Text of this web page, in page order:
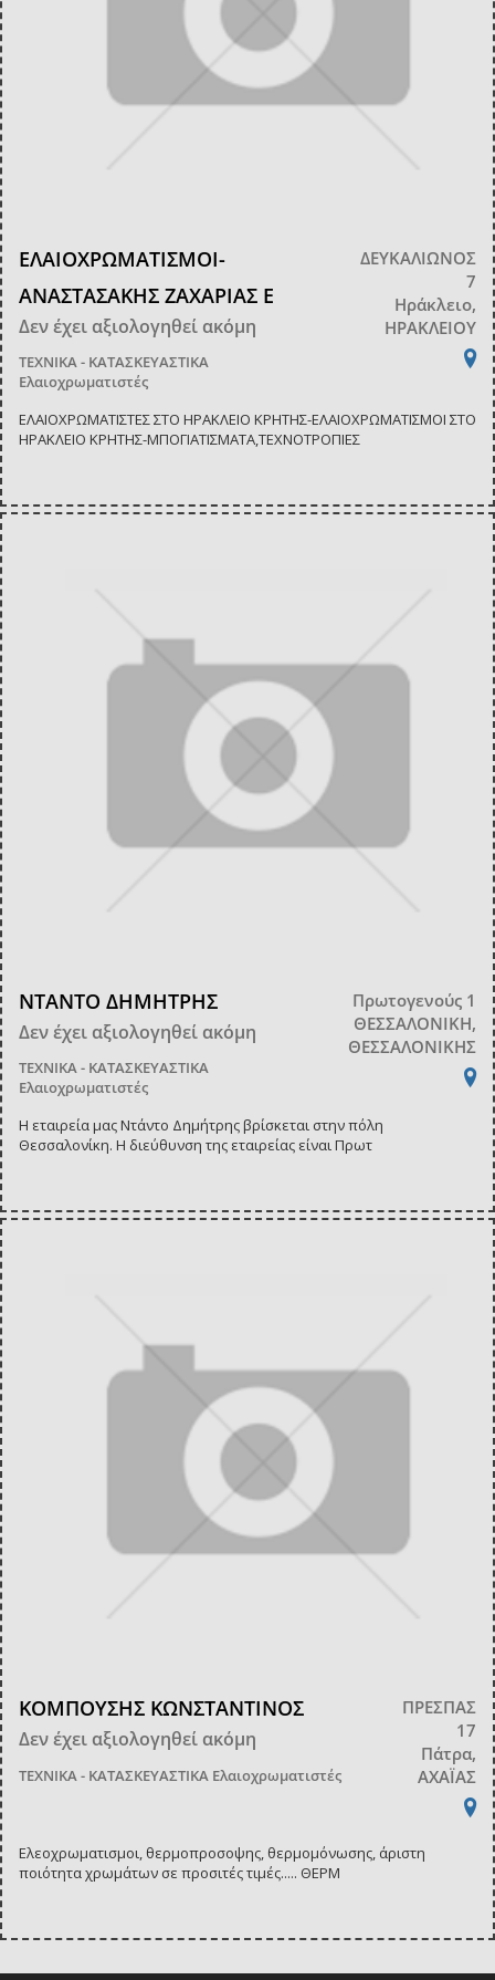
ΕΛΑΙΟΧΡΩΜΑΤΙΣΜΟΙ-
ΑΝΑΣΤΑΣΑΚΗΣ ΖΑΧΑΡΙΑΣ Ε
Δεν έχει αξιολογηθεί ακόμη
ΤΕΧΝΙΚΑ - ΚΑΤΑΣΚΕΥΑΣΤΙΚΑ
Ελαιοχρωματιστές
ΔΕΥΚΑΛΙΩΝΟΣ
7
Ηράκλειο,
ΗΡΑΚΛΕΙΟΥ
ΕΛΑΙΟΧΡΩΜΑΤΙΣΤΕΣ ΣΤΟ ΗΡΑΚΛΕΙΟ ΚΡΗΤΗΣ-ΕΛΑΙΟΧΡΩΜΑΤΙΣΜΟΙ ΣΤΟ
ΗΡΑΚΛΕΙΟ ΚΡΗΤΗΣ-ΜΠΟΓΙΑΤΙΣΜΑΤΑ,ΤΕΧΝΟΤΡΟΠΙΕΣ
ΝΤΑΝΤΟ ΔΗΜΗΤΡΗΣ
Δεν έχει αξιολογηθεί ακόμη
ΤΕΧΝΙΚΑ - ΚΑΤΑΣΚΕΥΑΣΤΙΚΑ
Ελαιοχρωματιστές
Πρωτογενούς 1
ΘΕΣΣΑΛΟΝΙΚΗ,
ΘΕΣΣΑΛΟΝΙΚΗΣ
Η εταιρεία μας Ντάντο Δημήτρης βρίσκεται στην πόλη
Θεσσαλονίκη. Η διεύθυνση της εταιρείας είναι Πρωτ
ΚΟΜΠΟΥΣΗΣ ΚΩΝΣΤΑΝΤΙΝΟΣ
Δεν έχει αξιολογηθεί ακόμη
ΤΕΧΝΙΚΑ - ΚΑΤΑΣΚΕΥΑΣΤΙΚΑ Ελαιοχρωματιστές
ΠΡΕΣΠΑΣ
17
Πάτρα,
ΑΧΑΪΑΣ
Ελεοχρωματισμοι, θερμοπροσοψης, θερμομόνωσης, άριστη
ποιότητα χρωμάτων σε προσιτές τιμές..... ΘΕΡΜ